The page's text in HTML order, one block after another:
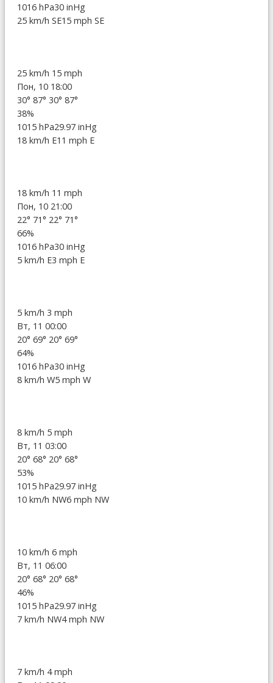
1016 hPa30 inHg
25 km/h SE15 mph SE
25 km/h 15 mph
Пон, 10 18:00
30° 87° 30° 87°
38%
1015 hPa29.97 inHg
18 km/h E11 mph E
18 km/h 11 mph
Пон, 10 21:00
22° 71° 22° 71°
66%
1016 hPa30 inHg
5 km/h E3 mph E
5 km/h 3 mph
Вт, 11 00:00
20° 69° 20° 69°
64%
1016 hPa30 inHg
8 km/h W5 mph W
8 km/h 5 mph
Вт, 11 03:00
20° 68° 20° 68°
53%
1015 hPa29.97 inHg
10 km/h NW6 mph NW
10 km/h 6 mph
Вт, 11 06:00
20° 68° 20° 68°
46%
1015 hPa29.97 inHg
7 km/h NW4 mph NW
7 km/h 4 mph